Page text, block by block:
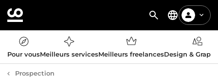
Pour vousMeilleurs servicesMeilleurs freelancesDesign &
Prospection